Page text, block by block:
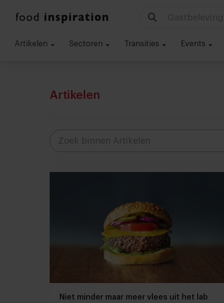
Technologie
Artikelen Sectoren Transities Events
Artikelen
Niet minder maar meer vlees uit het lab